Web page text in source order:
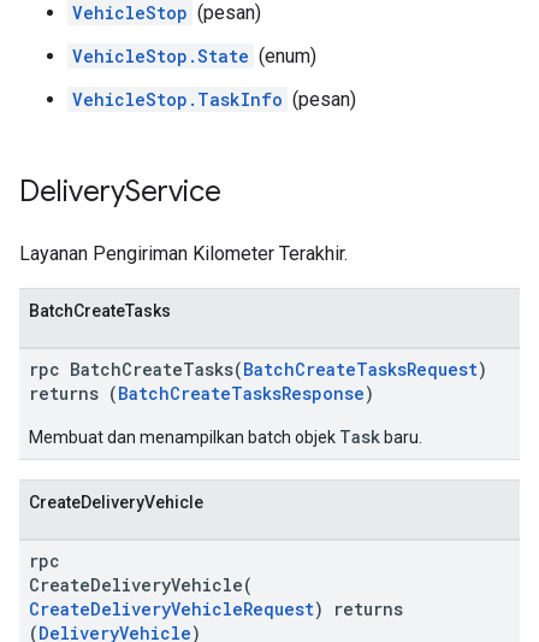
VehicleStop (pesan)
VehicleStop.State (enum)
VehicleStop.TaskInfo (pesan)
DeliveryService
Layanan Pengiriman Kilometer Terakhir.
BatchCreateTasks
rpc BatchCreateTasks(BatchCreateTasksRequest)
returns (BatchCreateTasksResponse)
Membuat dan menampilkan batch objek Task baru.
CreateDeliveryVehicle
rpc
CreateDeliveryVehicle(
CreateDeliveryVehicleRequest) returns
(DeliveryVehicle)